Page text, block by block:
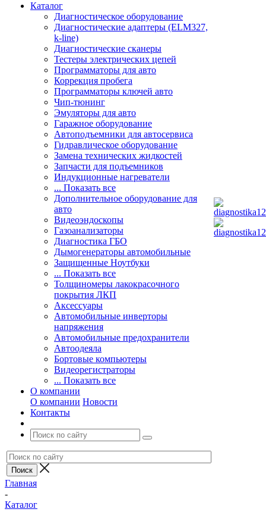
Каталог
Диагностическое оборудование
Диагностические адаптеры (ELM327,
k-line)
Диагностические сканеры
Тестеры электрических цепей
Программаторы для авто
Коррекция пробега
Программаторы ключей авто
Чип-тюнинг
Эмуляторы для авто
Гаражное оборудование
Автоподъемники для автосервиса
Гидравлическое оборудование
Замена технических жидкостей
Запчасти для подъемников
Индукционные нагреватели
... Показать все
Дополнительное оборудование для
авто
Видеоэндоскопы
Газоанализаторы
Диагностика ГБО
Дымогенераторы автомобильные
Защищенные Ноутбуки
... Показать все
Толщиномеры лакокрасочного
покрытия ЛКП
Аксессуары
Автомобильные инверторы
напряжения
Автомобильные предохранители
Автоодеяла
Бортовые компьютеры
Видеорегистраторы
... Показать все
О компании
О компании Новости
Контакты
Главная
-
Каталог